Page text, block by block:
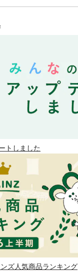
トしました
ズ人気商品ランキング